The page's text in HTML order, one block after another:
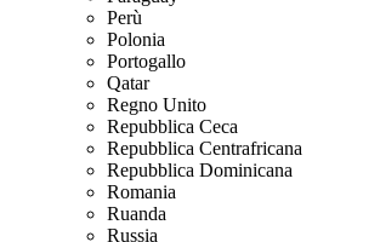
Perù
Polonia
Portogallo
Qatar
Regno Unito
Repubblica Ceca
Repubblica Centrafricana
Repubblica Dominicana
Romania
Ruanda
Russia